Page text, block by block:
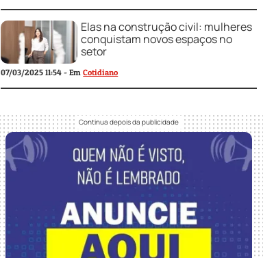
Elas na construção civil: mulheres
conquistam novos espaços no
setor
07/03/2025 11:54 - EmCotidiano